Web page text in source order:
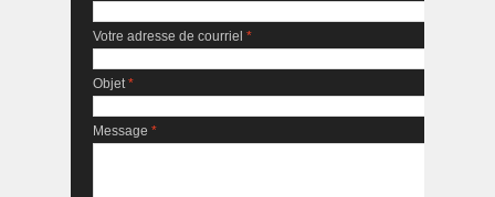
Votre adresse de courriel *
Objet *
Message *